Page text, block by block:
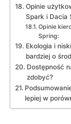
Opinie
Spark‍ i Dacia
Opinie
Spring:
Ekologia i
‍bardziej o
Dostępność
zdobyć?
lepiej ‍w⁤